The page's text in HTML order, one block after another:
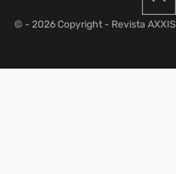
© - 2026 Copyright - Revista AXXIS